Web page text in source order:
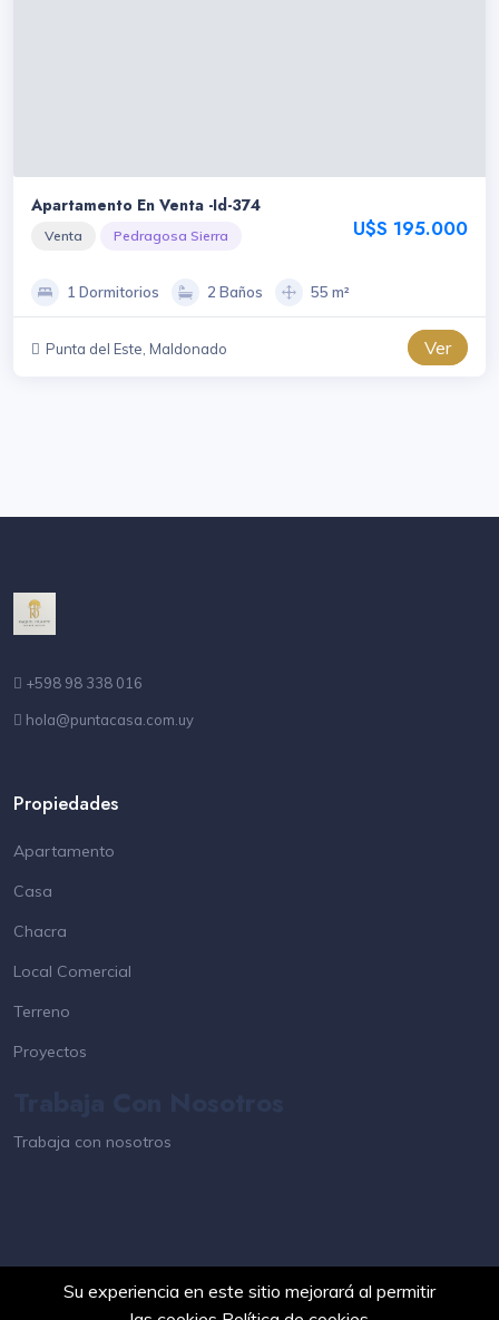
Apartamento En Venta -id-374
Venta Pedragosa Sierra U$S 195.000
1 Dormitorios 2 Baños 55 m²
Punta del Este, Maldonado Ver
+598 98 338 016
hola@puntacasa.com.uy
Propiedades
Apartamento
Casa
Chacra
Local Comercial
Terreno
Proyectos
Trabaja con nosotros
Su experiencia en este sitio mejorará al permitir